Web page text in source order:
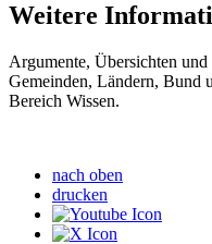
Weitere
Argumente, Übersichten
Gemeinden, Ländern, Bund
Bereich Wissen.
nach oben
drucken